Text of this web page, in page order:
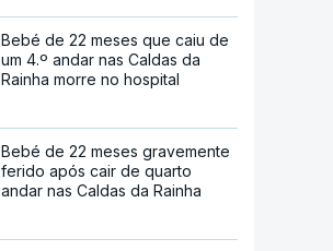
Bebé de 22 meses que caiu de
um 4.º andar nas Caldas da
Rainha morre no hospital
Bebé de 22 meses gravemente
ferido após cair de quarto
andar nas Caldas da Rainha